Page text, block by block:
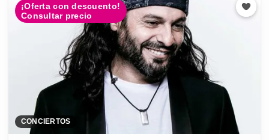
¡Oferta con descuento!
Consultar precio
CONCIERTOS